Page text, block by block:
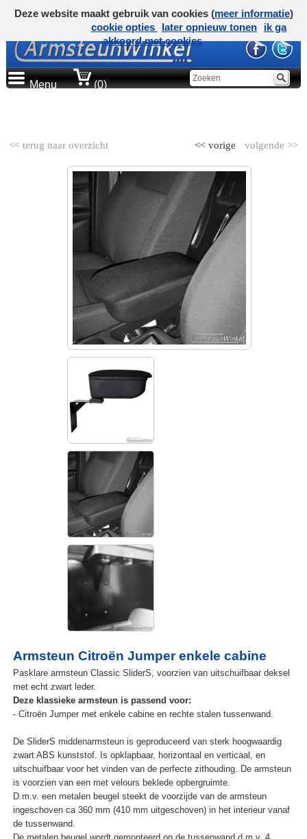
Menu (0)
<< terug naar overzicht volgende >>
<< vorige
Armsteun Citroën Jumper enkele cabine
Pasklare armsteun Classic SliderS, voorzien van uitschuifbaar deksel
met echt zwart leder.
Deze klassieke armsteun is passend voor:
- Citroën Jumper met enkele cabine en rechte stalen tussenwand.
De SliderS middenarmsteun is geproduceerd van sterk hoogwaardig
zwart ABS kunststof. Is opklapbaar, horizontaal en verticaal, en
uitschuifbaar voor het vinden van de perfecte zithouding. De armsteun
is voorzien van een met velours beklede opbergruimte.
D.m.v. een metalen beugel steekt de voorzijde van de armsteun
ingeschoven ca 360 mm (410 mm uitgeschoven) in het interieur vanaf
de tussenwand.
Deze website maakt gebruik van cookies (meer informatie)
cookie opties
later opnieuw tonen
ik ga
akkoord met cookies